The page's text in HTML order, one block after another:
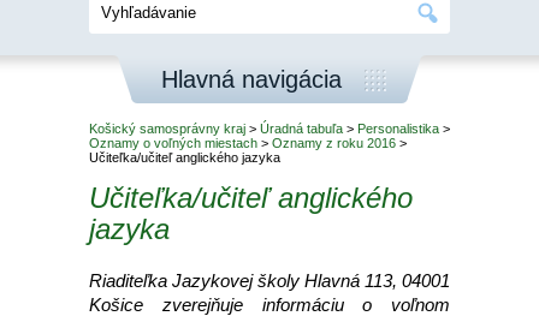
Hlavná navigácia
Košický samosprávny kraj > Úradná tabuľa > Personalistika >
Oznamy o voľných miestach > Oznamy z roku 2016 >
Učiteľka/učiteľ anglického jazyka
Učiteľka/učiteľ anglického
jazyka
Riaditeľka Jazykovej školy Hlavná 113, 04001
Košice zverejňuje informáciu o voľnom